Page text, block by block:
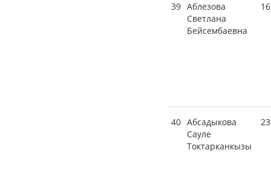
39 Аблезова
Светлана
Бейсембаевна
40 Абсадыкова
Сауле
Токтарканкызы